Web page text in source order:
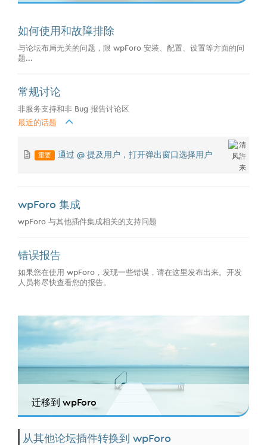
如何使用和故障排除
与论坛布局无关的问题，限 wpForo 安装、配置、设置等方面的问
题...
常规讨论
非服务支持和非 Bug 报告讨论区
最近的话题
重要 通过 @ 提及用户，打开弹出窗口选择用户
wpForo 集成
wpForo 与其他插件集成相关的支持问题
错误报告
如果您在使用 wpForo，发现一些错误，请在这里发布出来。开发
人员将尽快查看您的报告。
迁移到 wpForo
从其他论坛插件转换到 wpForo